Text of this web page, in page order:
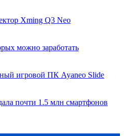
Xming Q3 Neo
можно заработать
игровой ПК Ayaneo Slide
почти 1.5 млн смартфонов